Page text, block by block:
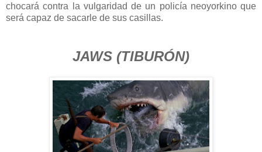
chocará contra la vulgaridad de un policía neoyorkino que
será capaz de sacarle de sus casillas.
JAWS (TIBURÓN)